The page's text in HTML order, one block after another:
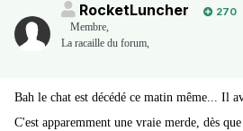
RocketLuncher
270
Membre,
La racaille du forum,
Bah le chat est décédé ce matin même... Il
C'est apparemment une vraie merde, dès